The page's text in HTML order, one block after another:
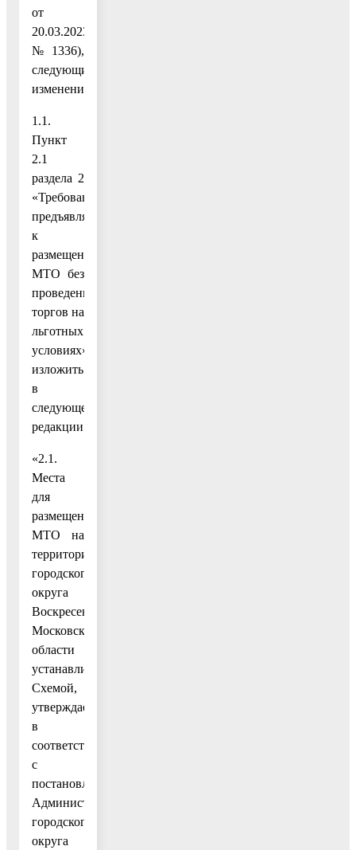
от
20.03.2023
№ 1336),
следующие
изменения:
1.1.
Пункт
2.1
раздела 2
«Требования,
предъявляемые
к
размещению
МТО без
проведения
торгов на
льготных
условиях»
изложить
в
следующей
редакции:
«2.1.
Места
для
размещения
МТО на
территории
городского
округа
Воскресенск
Московской
области
устанавливаются
Схемой,
утверждаемой
в
соответствии
с
постановлением
Администрации
городского
округа